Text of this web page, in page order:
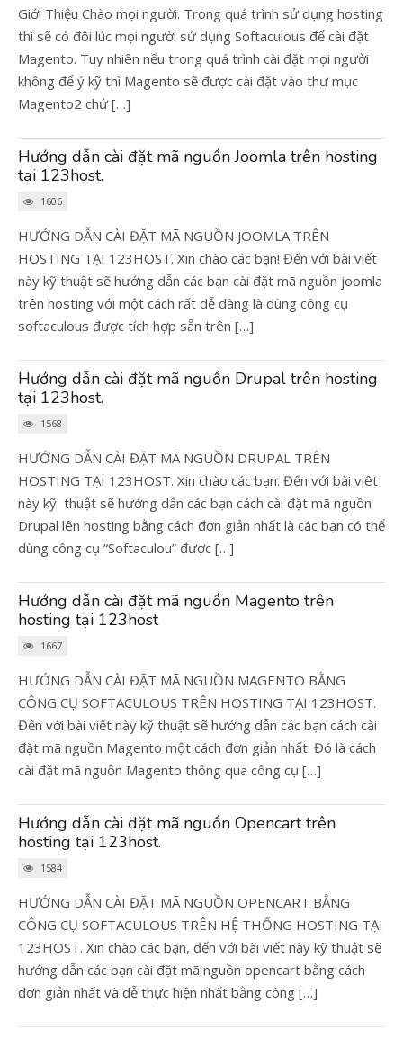
Giới Thiệu Chào mọi người. Trong quá trình sử dụng hosting
thì sẽ có đôi lúc mọi người sử dụng Softaculous để cài đặt
Magento. Tuy nhiên nếu trong quá trình cài đặt mọi người
không để ý kỹ thì Magento sẽ được cài đặt vào thư mục
Magento2 chứ […]
Hướng dẫn cài đặt mã nguồn Joomla trên hosting
tại 123host.
1606
HƯỚNG DẪN CÀI ĐẶT MÃ NGUỒN JOOMLA TRÊN
HOSTING TẠI 123HOST. Xin chào các bạn! Đến với bài viết
này kỹ thuật sẽ hướng dẫn các bạn cài đặt mã nguồn joomla
trên hosting với một cách rất dễ dàng là dùng công cụ
softaculous được tích hợp sẵn trên […]
Hướng dẫn cài đặt mã nguồn Drupal trên hosting
tại 123host.
1568
HƯỚNG DẪN CÀI ĐẶT MÃ NGUỒN DRUPAL TRÊN
HOSTING TẠI 123HOST. Xin chào các bạn. Đến với bài viêt
này kỹ thuật sẽ hướng dẫn các bạn cách cài đặt mã nguồn
Drupal lên hosting bằng cách đơn giản nhất là các bạn có thể
dùng công cụ “Softaculou” được […]
Hướng dẫn cài đặt mã nguồn Magento trên
hosting tại 123host
1667
HƯỚNG DẪN CÀI ĐẶT MÃ NGUỒN MAGENTO BẰNG
CÔNG CỤ SOFTACULOUS TRÊN HOSTING TẠI 123HOST.
Đến với bài viết này kỹ thuật sẽ hướng dẫn các bạn cách cài
đặt mã nguồn Magento một cách đơn giản nhất. Đó là cách
cài đặt mã nguồn Magento thông qua công cụ […]
Hướng dẫn cài đặt mã nguồn Opencart trên
hosting tại 123host.
1584
HƯỚNG DẪN CÀI ĐẶT MÃ NGUỒN OPENCART BẰNG
CÔNG CỤ SOFTACULOUS TRÊN HỆ THỐNG HOSTING TẠI
123HOST. Xin chào các bạn, đến với bài viết này kỹ thuật sẽ
hướng dẫn các bạn cài đặt mã nguồn opencart bằng cách
đơn giản nhất và dễ thực hiện nhất bằng công […]